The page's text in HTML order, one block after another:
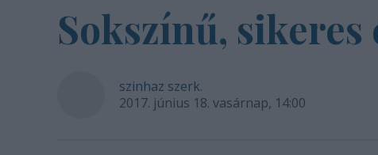
Sokszínű,
szinhaz szerk.
2017. június 18. vasárnap, 14:00